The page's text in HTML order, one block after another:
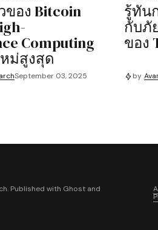
ของ Bitcoin
Computing
ม่สูงสุด
September 03, 2025
รู้ทัน
กับภั
ของ
by
Published with Ghost and